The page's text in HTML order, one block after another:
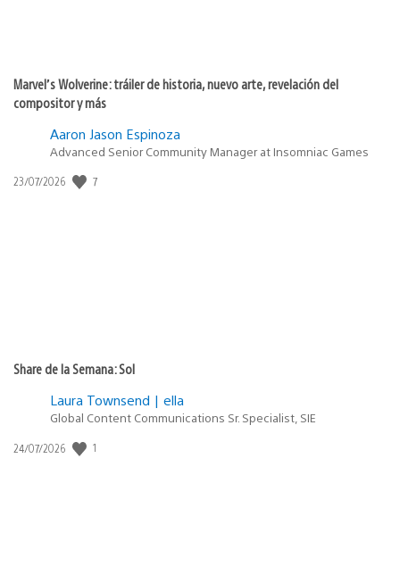
Marvel’s Wolverine: tráiler de historia, nuevo arte, revelación del
compositor y más
Aaron Jason Espinoza
Advanced Senior Community Manager at Insomniac Games
Fecha
23/07/2026 7
Share de la Semana: Sol
Laura Townsend | ella
Global Content Communications Sr. Specialist, SIE
Fecha
24/07/2026 1